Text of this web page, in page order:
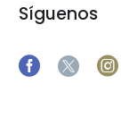
Síguenos